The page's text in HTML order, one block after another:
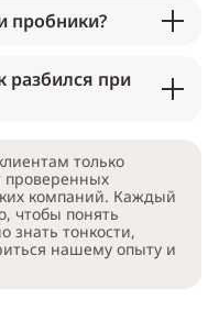
пробники?
разбился при
только
компаний. Каждый
чтобы понять
знать тонкости,
нашему опыту и